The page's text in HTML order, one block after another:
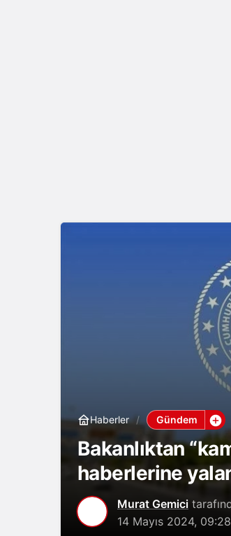
Haberler Gündem
Bakanlıktan
haberlerine
Murat Gemici
14 Mayıs 2024, 09:28